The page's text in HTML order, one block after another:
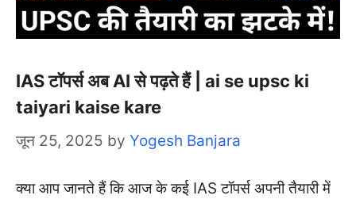
IAS टॉपर्स अब AI से पढ़ते हैं | ai se upsc ki
taiyari kaise kare
जून 25, 2025 by Yogesh Banjara
क्या आप जानते हैं कि आज के कई IAS टॉपर्स अपनी तैयारी में